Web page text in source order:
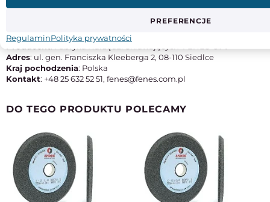
Adres: ul. gen. Franciszka Kleeberga 2, 08-110 Siedlce
Kraj pochodzenia: Polska
Kontakt: +48 25 632 52 51, fenes@fenes.com.pl
DO TEGO PRODUKTU POLECAMY
PREFERENCJE
RegulaminPolityka prywatności